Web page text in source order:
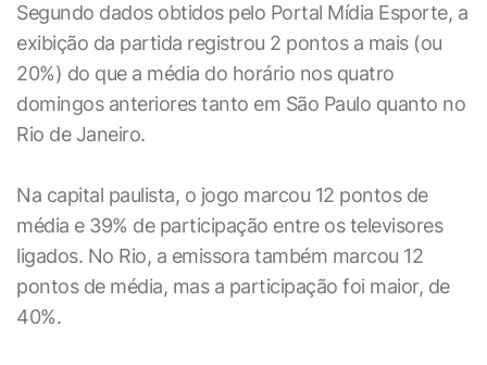
Segundo dados obtidos pelo Portal Mídia Esporte, a
exibição da partida registrou 2 pontos a mais (ou
20%) do que a média do horário nos quatro
domingos anteriores tanto em São Paulo quanto no
Rio de Janeiro.
Na capital paulista, o jogo marcou 12 pontos de
média e 39% de participação entre os televisores
ligados. No Rio, a emissora também marcou 12
pontos de média, mas a participação foi maior, de
40%.